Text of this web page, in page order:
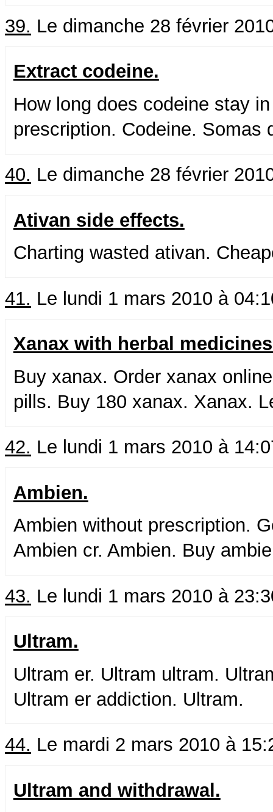
39. Le dimanche 28 février
Extract codeine.
How long does codeine stay
prescription. Codeine. Somas
40. Le dimanche 28 février
Ativan side effects.
Charting wasted ativan.
41. Le lundi 1 mars 2010 à
Xanax with herbal
Buy xanax. Order xanax
pills. Buy 180 xanax. Xanax.
42. Le lundi 1 mars 2010 à
Ambien.
Ambien without prescription.
Ambien cr. Ambien. Buy
43. Le lundi 1 mars 2010 à
Ultram.
Ultram er. Ultram ultram.
Ultram er addiction. Ultram.
44. Le mardi 2 mars 2010 à
Ultram and withdrawal.